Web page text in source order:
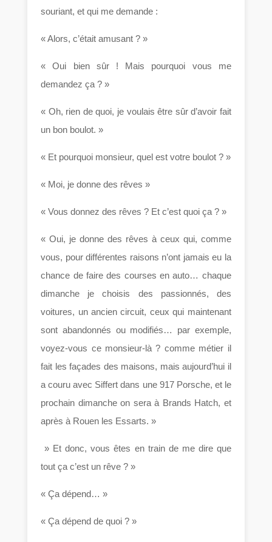
souriant, et qui me demande :
« Alors, c’était amusant ? »
« Oui bien sûr ! Mais pourquoi vous me
demandez ça ? »
« Oh, rien de quoi, je voulais être sûr d’avoir fait
un bon boulot. »
« Et pourquoi monsieur, quel est votre boulot ? »
« Moi, je donne des rêves »
« Vous donnez des rêves ? Et c’est quoi ça ? »
« Oui, je donne des rêves à ceux qui, comme
vous, pour différentes raisons n’ont jamais eu la
chance de faire des courses en auto… chaque
dimanche je choisis des passionnés, des
voitures, un ancien circuit, ceux qui maintenant
sont abandonnés ou modifiés… par exemple,
voyez-vous ce monsieur-là ? comme métier il
fait les façades des maisons, mais aujourd’hui il
a couru avec Siffert dans une 917 Porsche, et le
prochain dimanche on sera à Brands Hatch, et
après à Rouen les Essarts. »
» Et donc, vous êtes en train de me dire que
tout ça c’est un rêve ? »
« Ça dépend… »
« Ça dépend de quoi ? »